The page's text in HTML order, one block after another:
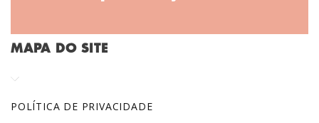
MAPA DO SITE
POLÍTICA DE PRIVACIDADE